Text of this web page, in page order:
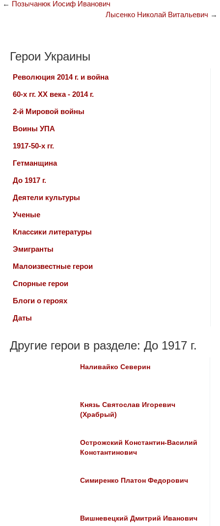
← Позычанюк Иосиф Иванович
Лысенко Николай Витальевич →
Герои Украины
Революция 2014 г. и война
60-х гг. ХХ века - 2014 г.
2-й Мировой войны
Воины УПА
1917-50-х гг.
Гетманщина
До 1917 г.
Деятели культуры
Ученые
Классики литературы
Эмигранты
Малоизвестные герои
Спорные герои
Блоги о героях
Даты
Другие герои в разделе: До 1917 г.
Наливайко Северин
Князь Святослав Игоревич
(Храбрый)
Острожский Константин-Василий
Константинович
Симиренко Платон Федорович
Вишневецкий Дмитрий Иванович